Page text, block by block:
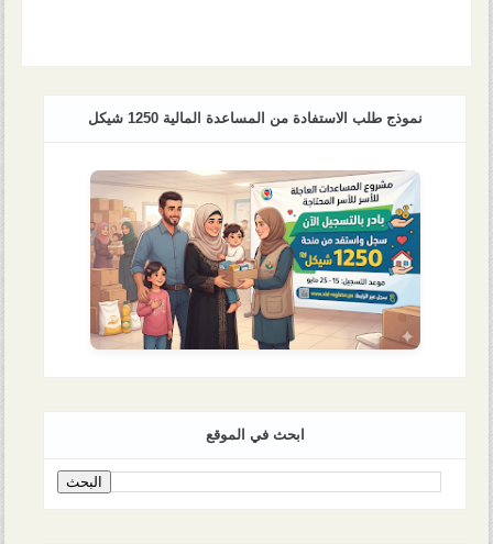
نموذج طلب الاستفادة من المساعدة المالية 1250 شيكل
ابحث في الموقع